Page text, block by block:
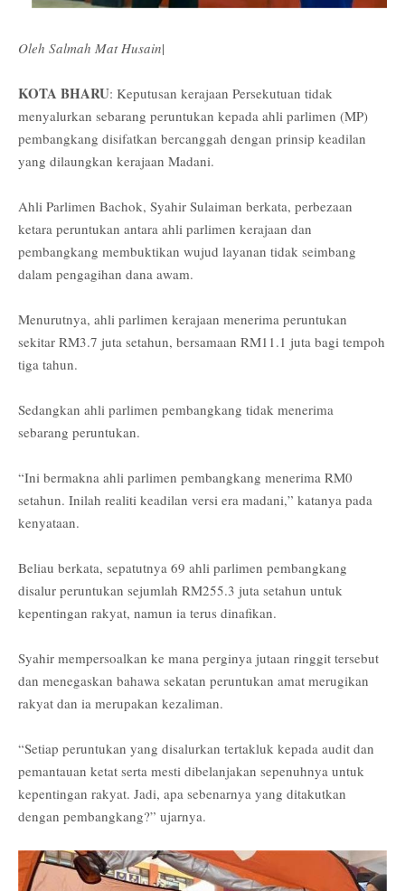
Oleh Salmah Mat Husain|
KOTA BHARU: Keputusan kerajaan Persekutuan tidak
menyalurkan sebarang peruntukan kepada ahli parlimen (MP)
pembangkang disifatkan bercanggah dengan prinsip keadilan
yang dilaungkan kerajaan Madani.
Ahli Parlimen Bachok, Syahir Sulaiman berkata, perbezaan
ketara peruntukan antara ahli parlimen kerajaan dan
pembangkang membuktikan wujud layanan tidak seimbang
dalam pengagihan dana awam.
Menurutnya, ahli parlimen kerajaan menerima peruntukan
sekitar RM3.7 juta setahun, bersamaan RM11.1 juta bagi tempoh
tiga tahun.
Sedangkan ahli parlimen pembangkang tidak menerima
sebarang peruntukan.
“Ini bermakna ahli parlimen pembangkang menerima RM0
setahun. Inilah realiti keadilan versi era madani,” katanya pada
kenyataan.
Beliau berkata, sepatutnya 69 ahli parlimen pembangkang
disalur peruntukan sejumlah RM255.3 juta setahun untuk
kepentingan rakyat, namun ia terus dinafikan.
Syahir mempersoalkan ke mana perginya jutaan ringgit tersebut
dan menegaskan bahawa sekatan peruntukan amat merugikan
rakyat dan ia merupakan kezaliman.
“Setiap peruntukan yang disalurkan tertakluk kepada audit dan
pemantauan ketat serta mesti dibelanjakan sepenuhnya untuk
kepentingan rakyat. Jadi, apa sebenarnya yang ditakutkan
dengan pembangkang?” ujarnya.